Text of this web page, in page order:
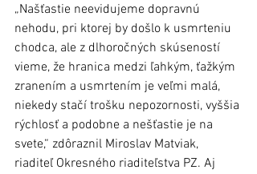
„Našťastie neevidujeme dopravnú
nehodu, pri ktorej by došlo k usmrteniu
chodca, ale z dlhoročných skúseností
vieme, že hranica medzi ľahkým, ťažkým
zranením a usmrtením je veľmi malá,
niekedy stačí trošku nepozornosti, vyššia
rýchlosť a podobne a nešťastie je na
svete,“ zdôraznil Miroslav Matviak,
riaditeľ Okresného riaditeľstva PZ. Aj